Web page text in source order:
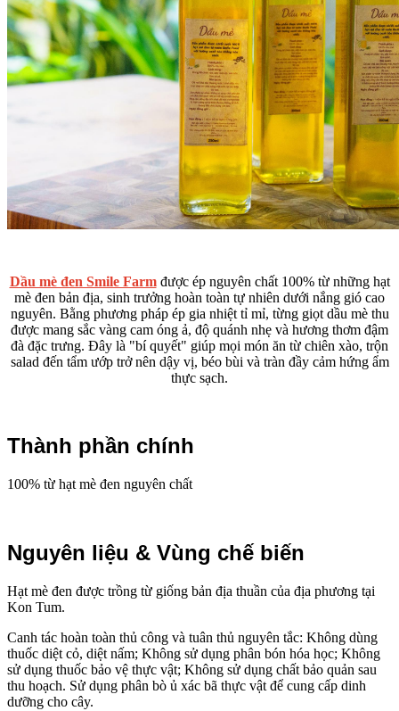
Dầu mè đen Smile Farmđược ép nguyên chất 100% từ những hạt
mè đen bản địa, sinh trưởng hoàn toàn tự nhiên dưới nắng gió cao
nguyên. Bằng phương pháp ép gia nhiệt tỉ mỉ, từng giọt dầu mè thu
được mang sắc vàng cam óng ả, độ quánh nhẹ và hương thơm đậm
đà đặc trưng. Đây là "bí quyết" giúp mọi món ăn từ chiên xào, trộn
salad đến tẩm ướp trở nên dậy vị, béo bùi và tràn đầy cảm hứng ẩm
thực sạch.
Thành phần chính
100% từ hạt mè đen nguyên chất
Nguyên liệu & Vùng chế biến
Hạt mè đen được trồng từ giống bản địa thuần của địa phương tại
Kon Tum.
Canh tác hoàn toàn thủ công và tuân thủ nguyên tắc: Không dùng
thuốc diệt cỏ, diệt nấm; Không sử dụng phân bón hóa học; Không
sử dụng thuốc bảo vệ thực vật; Không sử dụng chất bảo quản sau
thu hoạch. Sử dụng phân bò ủ xác bã thực vật để cung cấp dinh
dưỡng cho cây.